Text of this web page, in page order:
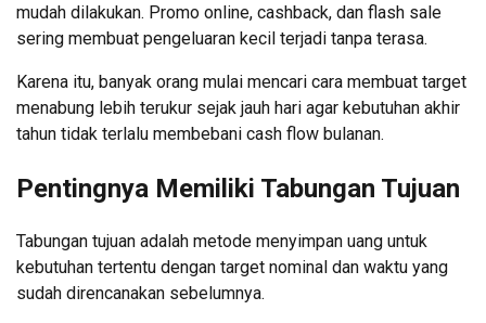
mudah dilakukan. Promo online, cashback, dan flash sale
sering membuat pengeluaran kecil terjadi tanpa terasa.
Karena itu, banyak orang mulai mencari cara membuat target
menabung lebih terukur sejak jauh hari agar kebutuhan akhir
tahun tidak terlalu membebani cash flow bulanan.
Pentingnya Memiliki Tabungan Tujuan
Tabungan tujuan adalah metode menyimpan uang untuk
kebutuhan tertentu dengan target nominal dan waktu yang
sudah direncanakan sebelumnya.